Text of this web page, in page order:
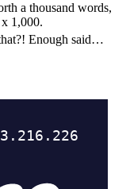
a thousand words,
1,000.
Enough said…